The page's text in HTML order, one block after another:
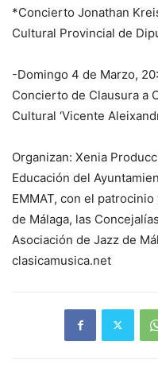
*Concierto Jonathan
Cultural Provincial de
-Domingo 4 de Marzo,
Concierto de Clausura a
Cultural ‘Vicente
Organizan: Xenia
Educación del
EMMAT, con el
de Málaga, las
Asociación de Jazz de
clasicamusica.net